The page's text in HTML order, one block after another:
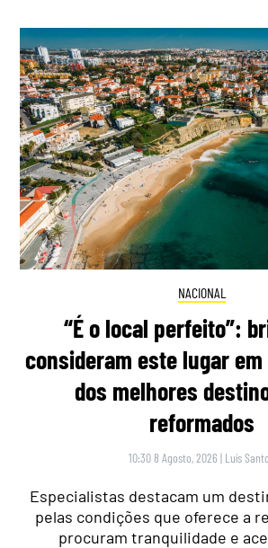
NACIONAL
“É o local perfeito”:
consideram este lugar
dos melhores
reformados
10:30 8 Agosto, 2026 | Luís
Especialistas destacam um
pelas condições que oferece a
procuram tranquilidade e